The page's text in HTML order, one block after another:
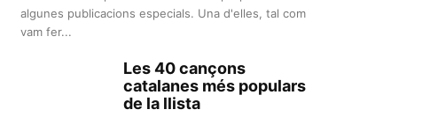
algunes publicacions especials. Una d'elles, tal com
vam fer...
Les 40 cançons
catalanes més populars
de la llista